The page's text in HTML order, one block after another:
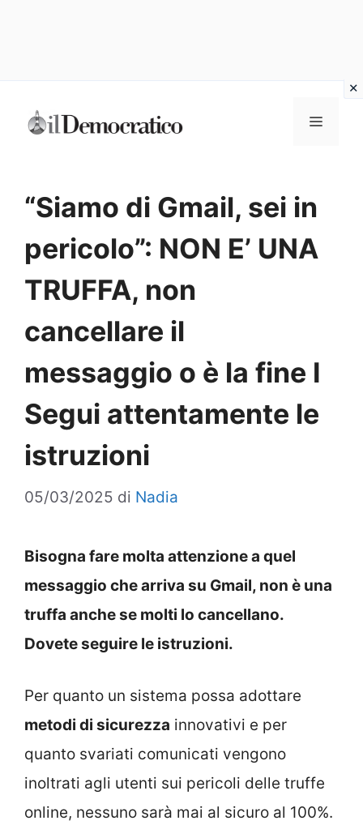
Menu
“Siamo di Gmail, sei in
pericolo”: NON E’ UNA
TRUFFA, non
cancellare il
messaggio o è la fine I
Segui attentamente le
istruzioni
05/03/2025 di Nadia
Bisogna fare molta attenzione a quel
messaggio che arriva su Gmail, non è una
truffa anche se molti lo cancellano.
Dovete seguire le istruzioni.
Per quanto un sistema possa adottare
metodi di sicurezza innovativi e per
quanto svariati comunicati vengono
inoltrati agli utenti sui pericoli delle truffe
online, nessuno sarà mai al sicuro al 100%.